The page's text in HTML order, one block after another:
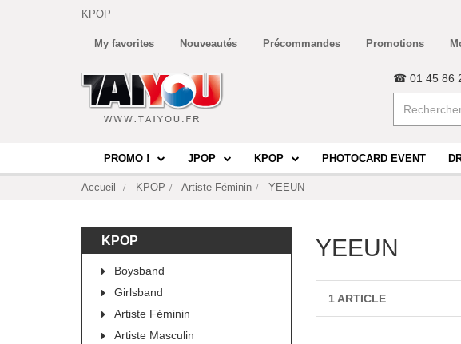
KPOP
My favorites Nouveautés Précommandes Promotions
☎ 01 45 86
PROMO ! JPOP KPOP PHOTOCARD EVENT
Accueil KPOP Artiste Féminin YEEUN
KPOP
Boysband
Girlsband
Artiste Féminin
Artiste Masculin
YEEUN
1 ARTICLE